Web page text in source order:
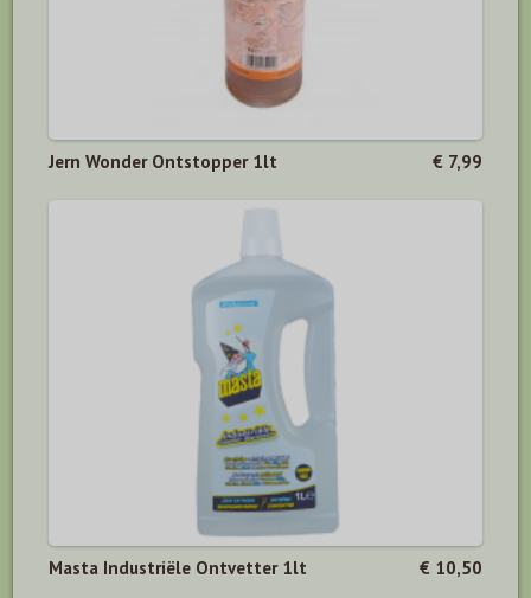
Jern Wonder Ontstopper 1lt € 7,99
Masta Industriële Ontvetter 1lt € 10,50